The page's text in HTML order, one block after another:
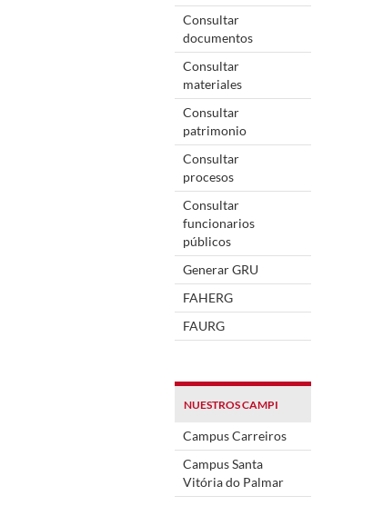
Consultar
documentos
Consultar
materiales
Consultar
patrimonio
Consultar
procesos
Consultar
funcionarios
públicos
Generar GRU
FAHERG
FAURG
NUESTROS CAMPI
Campus Carreiros
Campus Santa
Vitória do Palmar